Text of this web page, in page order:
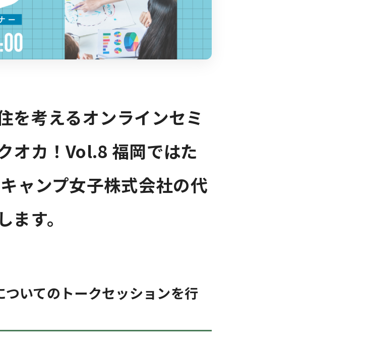
を考えるオンラインセミ
オカ！Vol.8 福岡ではた
ャンプ女子株式会社の代
ます。
いてのトークセッションを行